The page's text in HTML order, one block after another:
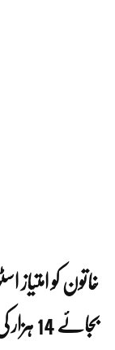
بجائے 14 ہزار کی کٹوتی